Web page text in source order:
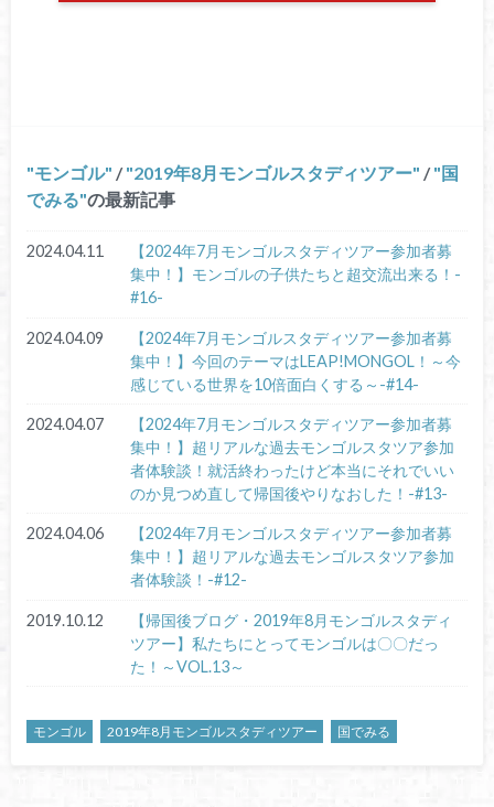
モンゴル / 2019年8月モンゴルスタディツアー / 国
でみる の最新記事
2024.04.11
【2024年7月モンゴルスタディツアー参加者募
集中！】モンゴルの子供たちと超交流出来る！-
#16-
2024.04.09
【2024年7月モンゴルスタディツアー参加者募
集中！】今回のテーマはLEAP!MONGOL！～今
感じている世界を10倍面白くする～-#14-
2024.04.07
【2024年7月モンゴルスタディツアー参加者募
集中！】超リアルな過去モンゴルスタツア参加
者体験談！就活終わったけど本当にそれでいい
のか見つめ直して帰国後やりなおした！-#13-
2024.04.06
【2024年7月モンゴルスタディツアー参加者募
集中！】超リアルな過去モンゴルスタツア参加
者体験談！-#12-
2019.10.12
【帰国後ブログ・2019年8月モンゴルスタディ
ツアー】私たちにとってモンゴルは〇〇だっ
た！～VOL.13～
モンゴル 2019年8月モンゴルスタディツアー 国でみる